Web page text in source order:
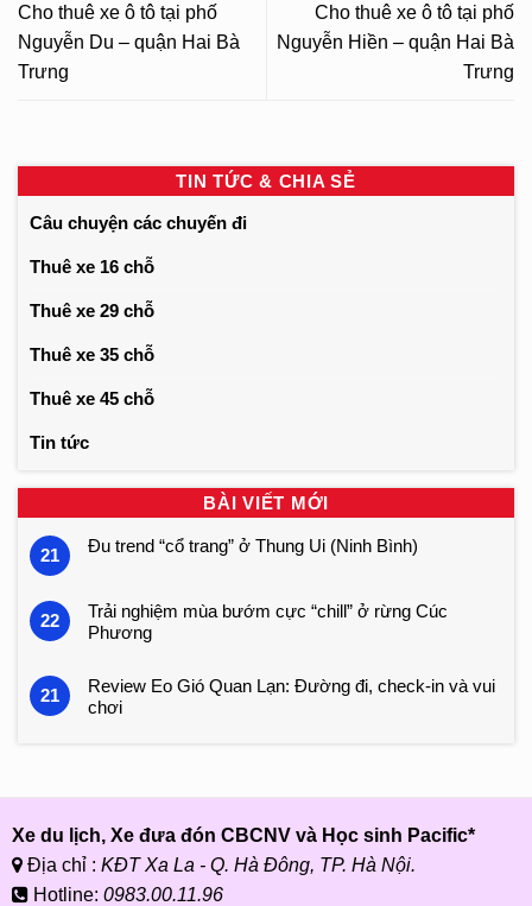
Cho thuê xe ô tô tại phố
Nguyễn Du – quận Hai Bà
Trưng
Cho thuê xe ô tô tại phố
Nguyễn Hiền – quận Hai Bà
Trưng
TIN TỨC & CHIA SẺ
Câu chuyện các chuyến đi
Thuê xe 16 chỗ
Thuê xe 29 chỗ
Thuê xe 35 chỗ
Thuê xe 45 chỗ
Tin tức
BÀI VIẾT MỚI
21 Đu trend “cổ trang” ở Thung Ui (Ninh Bình)
22
Trải nghiệm mùa bướm cực “chill” ở rừng Cúc
Phương
21
Review Eo Gió Quan Lạn: Đường đi, check-in và vui
chơi
Xe du lịch, Xe đưa đón CBCNV và Học sinh Pacific*
Địa chỉ : KĐT Xa La - Q. Hà Đông, TP. Hà Nội.
Hotline: 0983.00.11.96